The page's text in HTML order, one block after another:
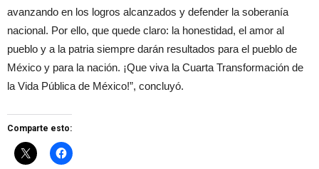
avanzando en los logros alcanzados y defender la soberanía
nacional. Por ello, que quede claro: la honestidad, el amor al
pueblo y a la patria siempre darán resultados para el pueblo de
México y para la nación. ¡Que viva la Cuarta Transformación de
la Vida Pública de México!”, concluyó.
Comparte esto: